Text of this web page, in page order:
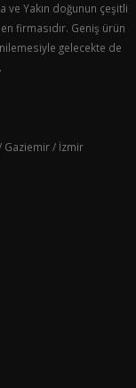
ve Yakın doğunun çeşitli
firmasıdır. Geniş ürün
gelecekte de
Gaziemir / İzmir